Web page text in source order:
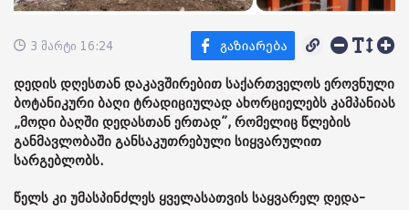
3 მარტი 16:24
დედის დღესთან დაკავშირებით საქართველოს ეროვნული
ბოტანიკური ბაღი ტრადიციულად ახორციელებს კამპანიას
„მოდი ბაღში დედასთან ერთად”, რომელიც წლების
განმავლობაში განსაკუთრებული სიყვარულით
სარგებლობს.
წელს კი უმასპინძლეს ყველასათვის საყვარელ დედა-